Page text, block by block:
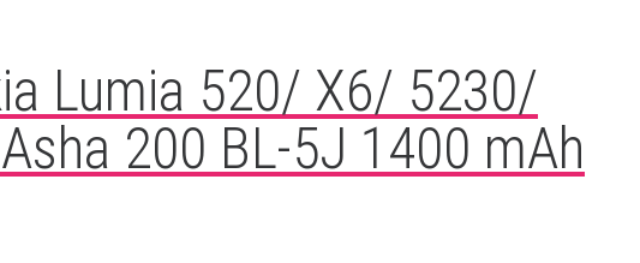
Lumia 520/ X6/ 5230/
200 BL-5J 1400 mAh